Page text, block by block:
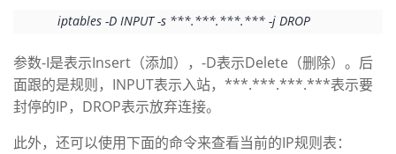
播
活
动
的
关
注
我
的
开
我
的
我
iptables -D INPUT -s ***.***.***.*** -j DROP
参数-I是表示Insert（添加），-D表示Delete（删除）。后
面跟的是规则，INPUT表示入站，***.***.***.***表示要
封停的IP，DROP表示放弃连接。
此外，还可以使用下面的命令来查看当前的IP规则表：